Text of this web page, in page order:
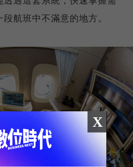
航班中不滿意的地方。
X